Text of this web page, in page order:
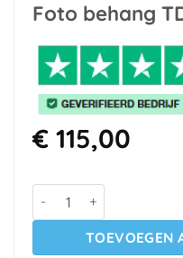
Foto behang
€115,00
Foto behang TD4137
TOEVOEGEN